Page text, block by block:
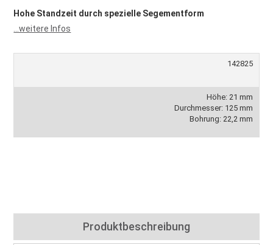
Hohe Standzeit durch spezielle Segementform
...weitere Infos
142825
Höhe: 21 mm
Durchmesser: 125 mm
Bohrung: 22,2 mm
Produktbeschreibung